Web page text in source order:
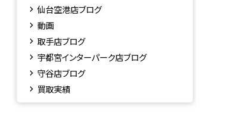
仙台空港店ブログ
動画
取手店ブログ
宇都宮インターパーク店ブログ
守谷店ブログ
買取実績